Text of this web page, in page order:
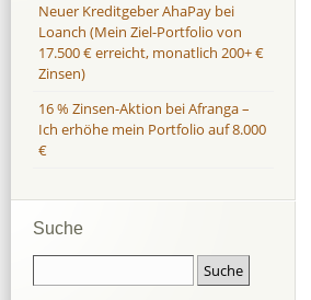
Neuer Kreditgeber AhaPay bei
Loanch (Mein Ziel-Portfolio von
17.500 € erreicht, monatlich 200+ €
Zinsen)
16 % Zinsen-Aktion bei Afranga –
Ich erhöhe mein Portfolio auf 8.000
€
Suche